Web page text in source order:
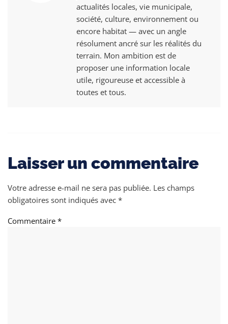
actualités locales, vie municipale,
société, culture, environnement ou
encore habitat — avec un angle
résolument ancré sur les réalités du
terrain. Mon ambition est de
proposer une information locale
utile, rigoureuse et accessible à
toutes et tous.
Laisser un commentaire
Votre adresse e-mail ne sera pas publiée. Les champs
obligatoires sont indiqués avec *
Commentaire *